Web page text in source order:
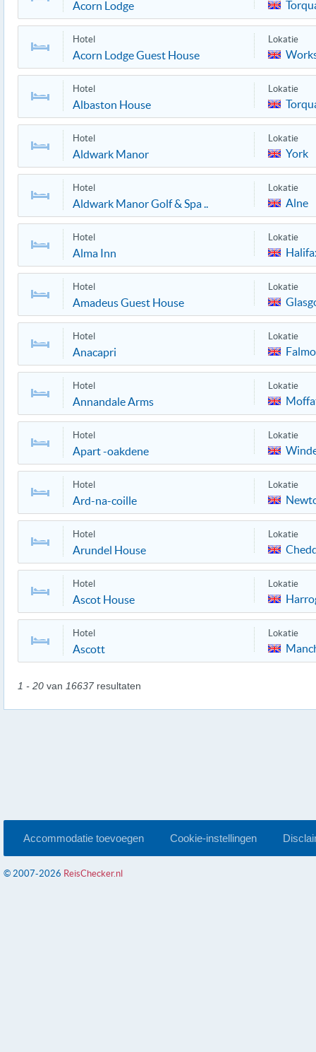
Acorn Lodge
Hotel
Acorn Lodge Guest House
Lokatie
Hotel
Albaston House
Lokatie
Hotel
Aldwark Manor
Lokatie
York
Hotel
Aldwark Manor Golf & Spa ..
Lokatie
Alne
Hotel
Alma Inn
Lokatie
Hotel
Amadeus Guest House
Lokatie
Hotel
Anacapri
Lokatie
Hotel
Annandale Arms
Lokatie
Hotel
Apart -oakdene
Lokatie
Hotel
Ard-na-coille
Lokatie
Hotel
Arundel House
Lokatie
Hotel
Ascot House
Lokatie
Hotel
Ascott
Lokatie
1 - 20 van 16637 resultaten
Accommodatie toevoegen Cookie-instellingen
© 2007-2026 ReisChecker.nl